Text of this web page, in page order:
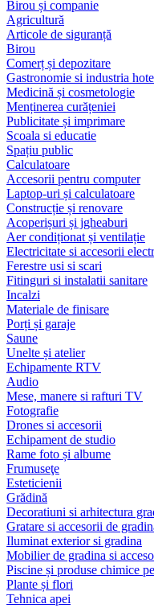
Birou și companie
Agricultură
Articole de siguranță
Birou
Comerț și depozitare
Gastronomie si industria
Medicină și cosmetologie
Menținerea curățeniei
Publicitate și imprimare
Scoala si educatie
Spațiu public
Calculatoare
Accesorii pentru computer
Laptop-uri și calculatoare
Construcție și renovare
Acoperișuri și jgheaburi
Aer condiționat și ventilație
Electricitate si accesorii
Ferestre usi si scari
Fitinguri si instalatii sanitare
Incalzi
Materiale de finisare
Porți și garaje
Saune
Unelte și atelier
Echipamente RTV
Audio
Mese, manere si rafturi TV
Fotografie
Drones si accesorii
Echipament de studio
Rame foto și albume
Frumuseţe
Esteticienii
Grădină
Decoratiuni si arhitectura
Gratare si accesorii de
Iluminat exterior si gradina
Mobilier de gradina si
Piscine și produse chimice
Plante și flori
Tehnica apei